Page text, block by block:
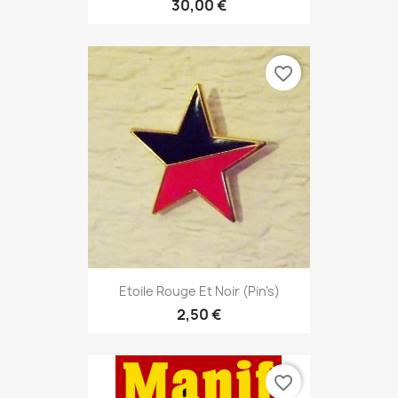
30,00 €
Etoile Rouge Et Noir (pin's)
2,50 €
favorite_border
favorite_border